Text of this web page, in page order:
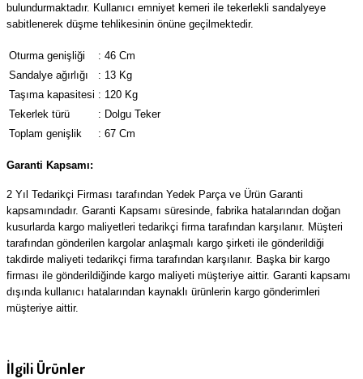
bulundurmaktadır. Kullanıcı emniyet kemeri ile tekerlekli sandalyeye
sabitlenerek düşme tehlikesinin önüne geçilmektedir.
Oturma genişliği : 46 Cm
Sandalye ağırlığı
: 13 Kg
Taşıma kapasitesi : 120 Kg
Tekerlek türü
: Dolgu Teker
Toplam genişlik
: 67 Cm
Garanti Kapsamı:
2 Yıl Tedarikçi Firması tarafından Yedek Parça ve Ürün Garanti
kapsamındadır. Garanti Kapsamı süresinde, fabrika hatalarından doğan
kusurlarda kargo maliyetleri tedarikçi firma tarafından karşılanır. Müşteri
tarafından gönderilen kargolar anlaşmalı kargo şirketi ile gönderildiği
takdirde maliyeti tedarikçi firma tarafından karşılanır. Başka bir kargo
firması ile gönderildiğinde kargo maliyeti müşteriye aittir. Garanti kapsamı
dışında kullanıcı hatalarından kaynaklı ürünlerin kargo gönderimleri
müşteriye aittir.
İlgili Ürünler